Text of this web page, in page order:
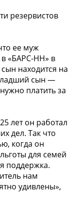
резервистов
ее муж
в «БАРС-НН» в
находится на
сын —
платить за
лет он работал
дел. Так что
когда он
для семей
поддержка.
нам
удивлены»,